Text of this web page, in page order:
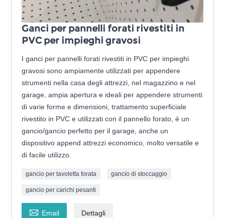
Ganci per pannelli forati rivestiti in
PVC per impieghi gravosi
I ganci per pannelli forati rivestiti in PVC per impieghi
gravosi sono ampiamente utilizzati per appendere
strumenti nella casa degli attrezzi, nel magazzino e nel
garage, ampia apertura e ideali per appendere strumenti
di varie forme e dimensioni, trattamento superficiale
rivestito in PVC e utilizzati con il pannello forato, è un
gancio/gancio perfetto per il garage, anche un
dispositivo append attrezzi economico, molto versatile e
di facile utilizzo.
gancio per tavoletta forata gancio di stoccaggio
gancio per carichi pesanti
 Email Dettagli